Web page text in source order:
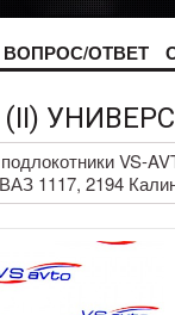
ВОПРОС/ОТВЕТ
VS-
1117, 2194